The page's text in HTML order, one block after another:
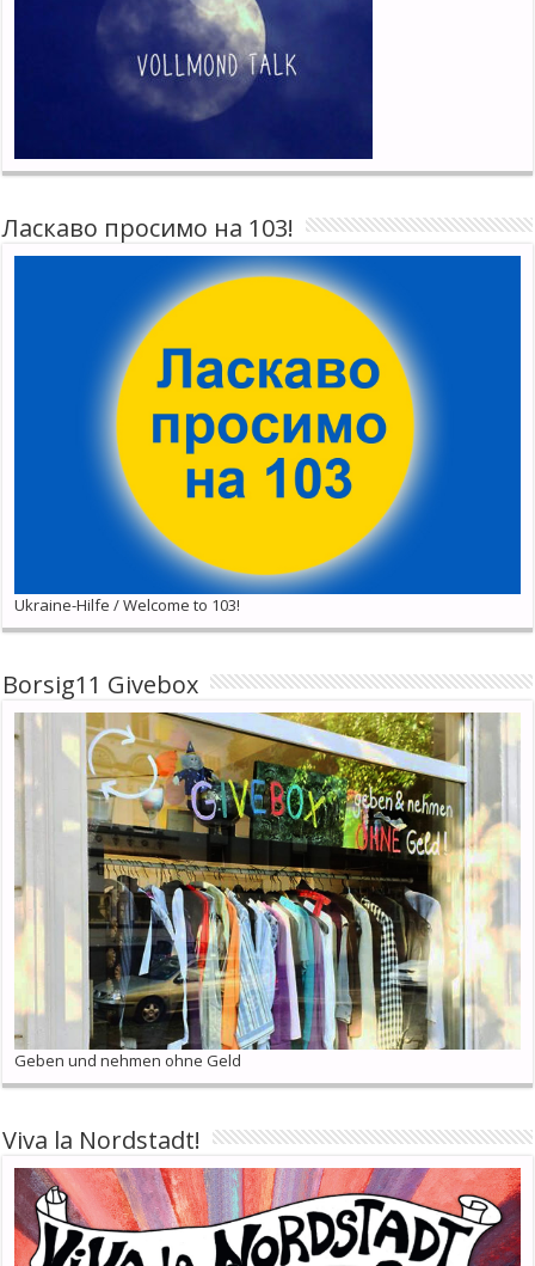
Ласкаво просимо на 103!
Ukraine-Hilfe / Welcome to 103!
Borsig11 Givebox
Geben und nehmen ohne Geld
Viva la Nordstadt!